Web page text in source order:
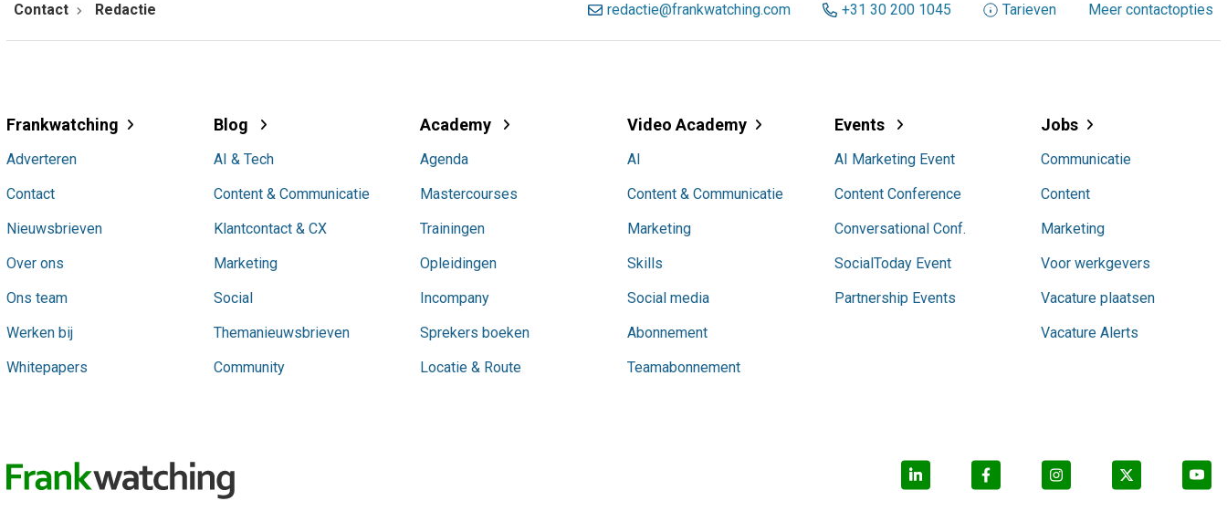
Contact Redactie redactie@frankwatching.com +31 30 200 1045 Tarieven Meer contactopties
Frankwatching
Adverteren
Contact
Nieuwsbrieven
Over ons
Ons team
Werken bij
Whitepapers
Blog
AI & Tech
Content & Communicatie
Klantcontact & CX
Marketing
Social
Themanieuwsbrieven
Community
Academy
Agenda
Mastercourses
Trainingen
Opleidingen
Incompany
Sprekers boeken
Locatie & Route
Video Academy
AI
Content & Communicatie
Marketing
Skills
Social media
Abonnement
Teamabonnement
Events
AI Marketing Event
Content Conference
Conversational Conf.
SocialToday Event
Partnership Events
Jobs
Communicatie
Content
Marketing
Voor werkgevers
Vacature plaatsen
Vacature Alerts